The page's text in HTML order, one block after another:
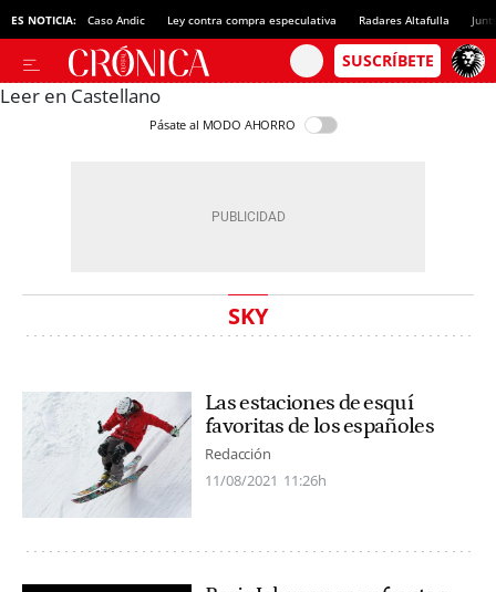
ES NOTICIA: Caso Andic Ley contra compra especulativa Radares Altafulla
Leer en Castellano
Pásate al MODO AHORRO
SKY
Las estaciones de esquí
favoritas de los españoles
Redacción
11/08/2021 11:26h